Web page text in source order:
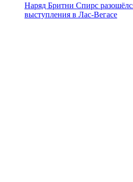
Наряд Бритни Спирс
выступления в Лас-Вегасе